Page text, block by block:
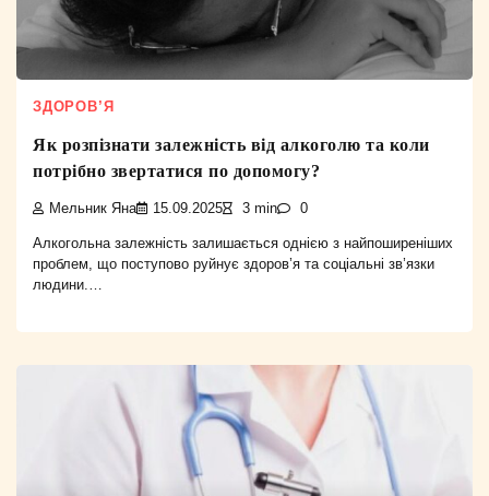
ЗДОРОВ’Я
Як розпізнати залежність від алкоголю та коли
потрібно звертатися по допомогу?
Мельник Яна 15.09.2025 3 min 0
Алкогольна залежність залишається однією з найпоширеніших
проблем, що поступово руйнує здоров’я та соціальні зв’язки
людини.…